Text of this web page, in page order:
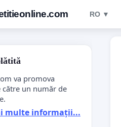
RO ▼
va promova
către un număr de
multe informații...